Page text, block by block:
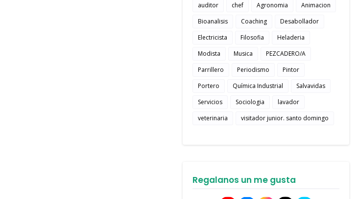
auditor
chef Agronomia
Animacion
Bioanalisis
Coaching
Desabollador
Electricista
Filosofia
Heladeria
Modista
Musica
PEZCADERO/A
Parrillero
Periodismo
Pintor
Portero
Química Industrial
Salvavidas
Servicios
Sociologia
lavador
veterinaria
visitador junior. santo domingo
Regalanos un me gusta